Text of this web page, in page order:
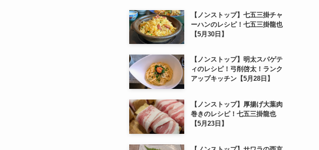
【ノンストップ】七五三掛チャ
ーハンのレシピ！七五三掛龍也
【5月30日】
【ノンストップ】明太スパゲテ
ィのレシピ！弓削啓太！ランク
アップキッチン【5月28日】
【ノンストップ】厚揚げ大葉肉
巻きのレシピ！七五三掛龍也
【5月23日】